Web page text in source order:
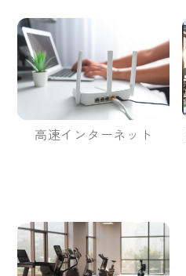
高速インターネット